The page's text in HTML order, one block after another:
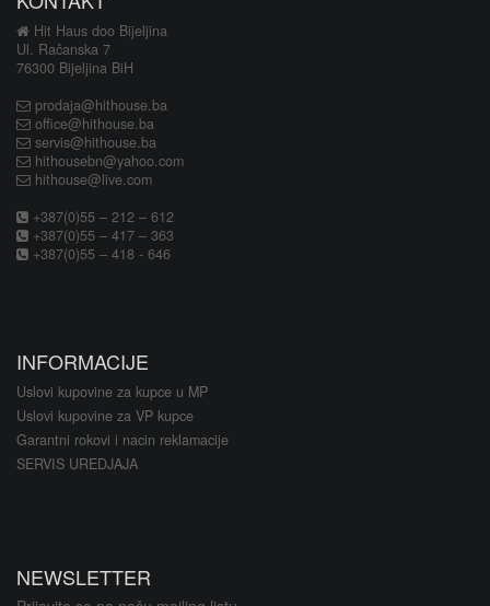
Hit Haus doo Bijeljina
Ul. Račanska 7
76300 Bijeljina BiH
prodaja@hithouse.ba
office@hithouse.ba
servis@hithouse.ba
hithousebn@yahoo.com
hithouse@live.com
+387(0)55 – 212 – 612
+387(0)55 – 417 – 363
+387(0)55 – 418 - 646
INFORMACIJE
Uslovi kupovine za kupce u MP
Uslovi kupovine za VP kupce
Garantni rokovi i nacin reklamacije
SERVIS UREDJAJA
NEWSLETTER